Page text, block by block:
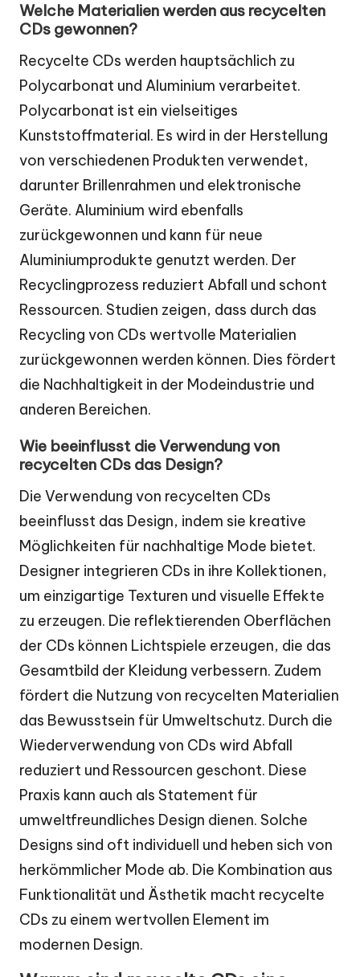
Welche Materialien werden aus recycelten
CDs gewonnen?
Recycelte CDs werden hauptsächlich zu
Polycarbonat und Aluminium verarbeitet.
Polycarbonat ist ein vielseitiges
Kunststoffmaterial. Es wird in der Herstellung
von verschiedenen Produkten verwendet,
darunter Brillenrahmen und elektronische
Geräte. Aluminium wird ebenfalls
zurückgewonnen und kann für neue
Aluminiumprodukte genutzt werden. Der
Recyclingprozess reduziert Abfall und schont
Ressourcen. Studien zeigen, dass durch das
Recycling von CDs wertvolle Materialien
zurückgewonnen werden können. Dies fördert
die Nachhaltigkeit in der Modeindustrie und
anderen Bereichen.
Wie beeinflusst die Verwendung von
recycelten CDs das Design?
Die Verwendung von recycelten CDs
beeinflusst das Design, indem sie kreative
Möglichkeiten für nachhaltige Mode bietet.
Designer integrieren CDs in ihre Kollektionen,
um einzigartige Texturen und visuelle Effekte
zu erzeugen. Die reflektierenden Oberflächen
der CDs können Lichtspiele erzeugen, die das
Gesamtbild der Kleidung verbessern. Zudem
fördert die Nutzung von recycelten Materialien
das Bewusstsein für Umweltschutz. Durch die
Wiederverwendung von CDs wird Abfall
reduziert und Ressourcen geschont. Diese
Praxis kann auch als Statement für
umweltfreundliches Design dienen. Solche
Designs sind oft individuell und heben sich von
herkömmlicher Mode ab. Die Kombination aus
Funktionalität und Ästhetik macht recycelte
CDs zu einem wertvollen Element im
modernen Design.